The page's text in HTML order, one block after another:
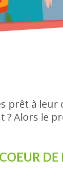
prêt à
Alors le
DE